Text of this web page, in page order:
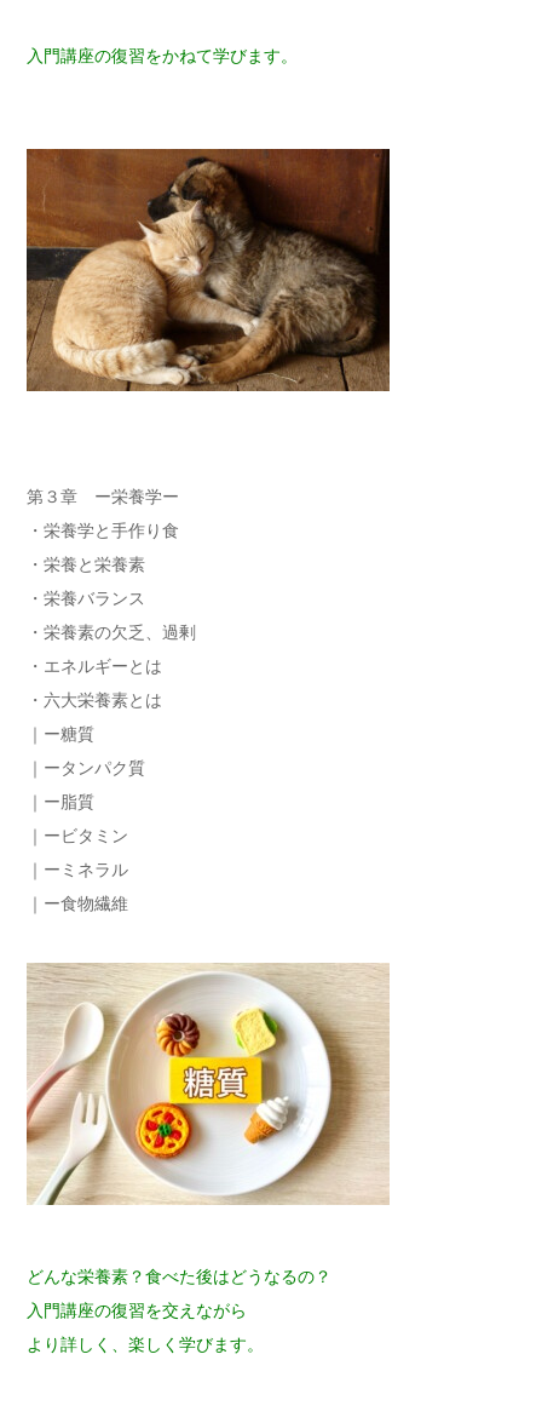
入門講座の復習をかねて学びます。
第３章 ー栄養学ー
・栄養学と手作り食
・栄養と栄養素
・栄養バランス
・栄養素の欠乏、過剰
・エネルギーとは
・六大栄養素とは
｜ー糖質
｜ータンパク質
｜ー脂質
｜ービタミン
｜ーミネラル
｜ー食物繊維
どんな栄養素？食べた後はどうなるの？
入門講座の復習を交えながら
より詳しく、楽しく学びます。